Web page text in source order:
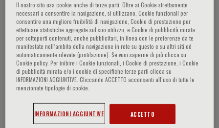
Laurea in Medicina e Chirurgia presso l’Università di
Genova , Marzo 1987 (Relatore Prof Vittorio Davini)
Abilitazione all’esercizio professionale presso
Università di Genova , Aprile 1987 Iscritto all’Ordine
dei Medici di La Spezia dal 1/6/1987 Diploma di
Specializzazione in Neurochirurgia presso
l’Università di Genova nel luglio 1992 (Relatore Prof
Ministeriale per la Neurochirurgia ,per tutta la
durata della Scuola di Specializzazione Dal
Il nostro sito usa cookie anche di terze parti. Oltre ai Cookie strettamente
necessari a consentire la navigazione, si utilizzano, Cookie funzionali per
consentire una migliore fruibilità di navigazione, Cookie di prestazione per
effettuare statistiche aggregate sul suo utilizzo, e Cookie di pubblicità mirata
per sottoporti contenuti, anche pubblicitari, in linea con le preferenze da te
manifestate nell‘ambito della navigazione in rete su questo e su altri siti ed
automaticamente rilevate (profilazione). Se vuoi saperne di più clicca su
Cookie policy. Per inibire i Cookie funzionali, i Cookie di prestazione, i Cookie
di pubblicità mirata e/o i cookie di specifiche terze parti clicca su
INFORMAZIONI AGGIUNTIVE. Cliccando ACCETTO acconsenti all’uso di tutte le
menzionate tipologie di cookie.
INFORMAZIONI AGGIUNTIVE ACCETTO